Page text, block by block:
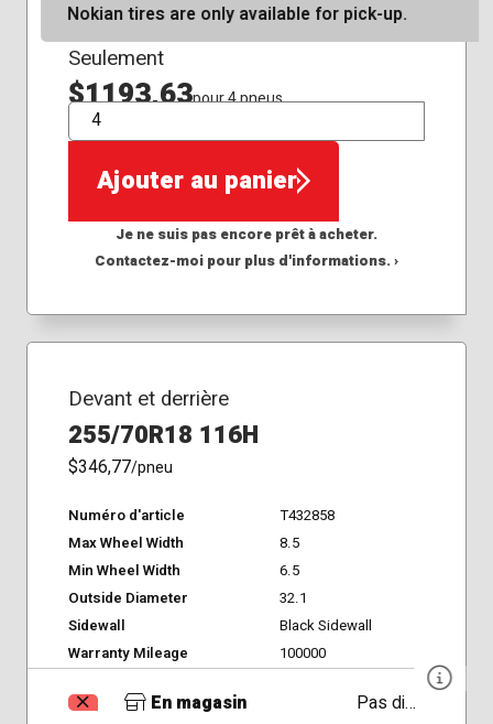
Nokian tires are only available for pick-up.
Seulement
$1193,63pour 4 pneus
QTÉ
Ajouter au panier
Je ne suis pas encore prêt à acheter.
Contactez-moi pour plus d'informations. ›
Devant et derrière
255/70R18 116H
$346,77/pneu
Numéro d'article
T432858
Max Wheel Width
8.5
Min Wheel Width
6.5
Outside Diameter
32.1
Sidewall
Black Sidewall
Warranty Mileage
100000
En magasin
Pas disponible